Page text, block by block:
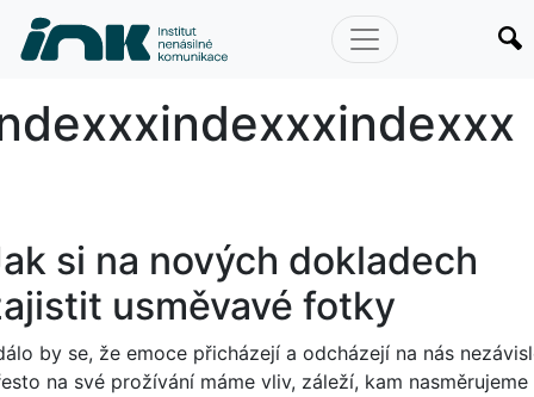
index
indexxxindexxx
si na nových dokladech
usměvavé fotky
by se, že emoce přicházejí a odcházejí na nás
na své prožívání máme vliv, záleží, kam nasměrujeme